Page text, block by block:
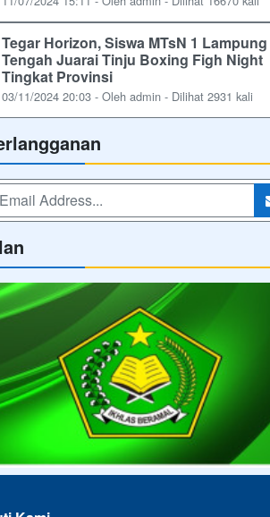
Tegar Horizon, Siswa MTsN 1 Lampung
Tengah Juarai Tinju Boxing Figh Night
Tingkat Provinsi
03/11/2024 20:03 - Oleh admin - Dilihat 2931 kali